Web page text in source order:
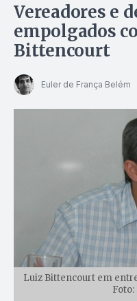
Vereadores e
empolgados
Bittencourt
Euler de França Belém
Luiz Bittencourt em